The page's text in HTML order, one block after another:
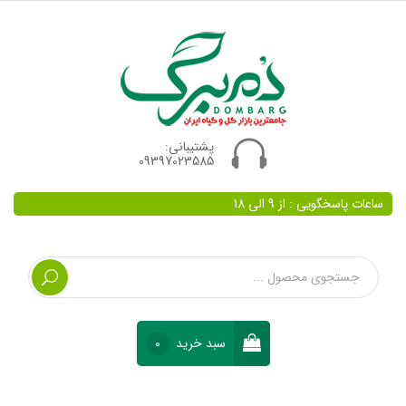
پشتیبانی:
09397023585
ساعات پاسخگویی : از 9 الی 18
سبد خرید 0